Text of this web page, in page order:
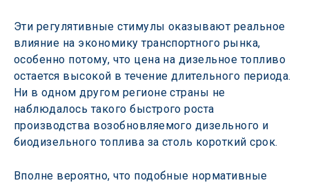
Эти регулятивные стимулы оказывают реальное
влияние на экономику транспортного рынка,
особенно потому, что цена на дизельное топливо
остается высокой в течение длительного периода.
Ни в одном другом регионе страны не
наблюдалось такого быстрого роста
производства возобновляемого дизельного и
биодизельного топлива за столь короткий срок.
Вполне вероятно, что подобные нормативные